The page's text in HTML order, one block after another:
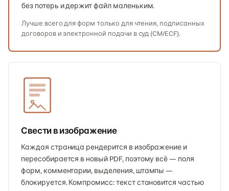
без потерь и держит файл маленьким.
Лучше всего для форм только для чтения, подписанных
договоров и электронной подачи в суд (CM/ECF).
Свести в изображение
Каждая страница рендерится в изображение и
пересобирается в новый PDF, поэтому всё — поля
форм, комментарии, выделения, штампы —
блокируется. Компромисс: текст становится частью